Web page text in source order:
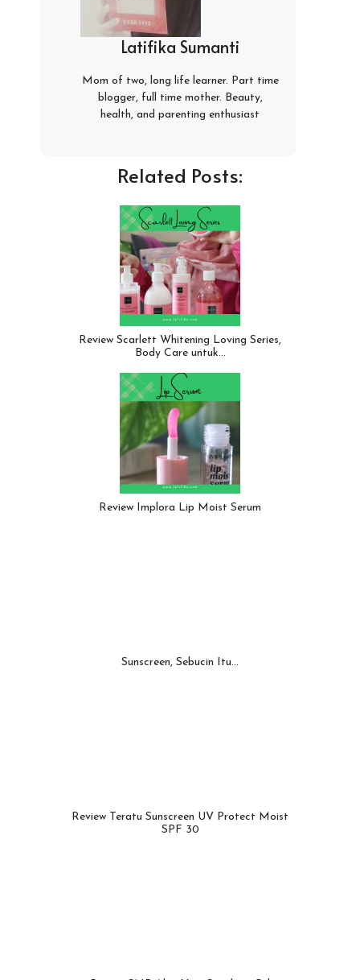
Latifika Sumanti
Mom of two, long life learner. Part time
blogger, full time mother. Beauty,
health, and parenting enthusiast
Related Posts:
Review Scarlett Whitening Loving Series,
Body Care untuk…
Review Implora Lip Moist Serum
Sunscreen, Sebucin Itu...
Review Teratu Sunscreen UV Protect Moist
SPF 30